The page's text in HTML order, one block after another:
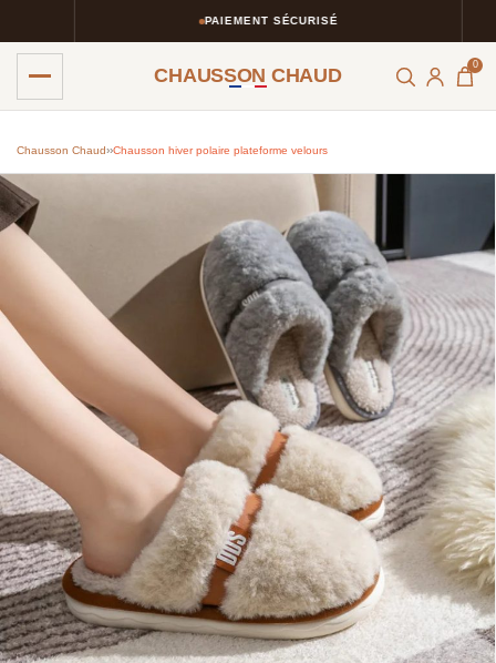
PAIEMENT SÉCURISÉ
CHAUSSON CHAUD 0
Chausson Chaud››Chausson hiver polaire plateforme velours